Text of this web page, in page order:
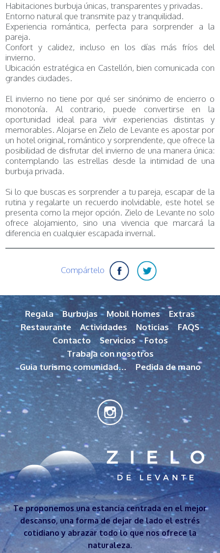
Habitaciones burbuja únicas, transparentes y privadas.
Entorno natural que transmite paz y tranquilidad.
Experiencia romántica, perfecta para sorprender a la
pareja.
Confort y calidez, incluso en los días más fríos del
invierno.
Ubicación estratégica en Castellón, bien comunicada con
grandes ciudades.
El invierno no tiene por qué ser sinónimo de encierro o
monotonía. Al contrario, puede convertirse en la
oportunidad ideal para vivir experiencias distintas y
memorables. Alojarse en Zielo de Levante es apostar por
un hotel original, romántico y sorprendente, que ofrece la
posibilidad de disfrutar del invierno de una manera única:
contemplando las estrellas desde la intimidad de una
burbuja privada.
Si lo que buscas es sorprender a tu pareja, escapar de la
rutina y regalarte un recuerdo inolvidable, este hotel se
presenta como la mejor opción. Zielo de Levante no solo
ofrece alojamiento, sino una vivencia que marcará la
diferencia en cualquier escapada invernal.
Compártelo
Regala Burbujas Mobil Homes
Extras
Restaurante
Actividades Noticias
FAQS
Contacto
Servicios
Fotos
Trabaja con nosotros
Guia turismo comunidad…
Pedida de mano
Te proponemos una estancia centrada en el mejor
descanso, una forma de dejar de lado el estrés
cotidiano y abrazar todo lo que nos ofrece la
naturaleza.